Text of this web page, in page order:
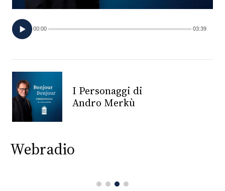
TV
PRINCIPATO
MONACO
RMC
CONSIGLIA
00:00 03:39
I Personaggi di
Andro Merkù
Webradio